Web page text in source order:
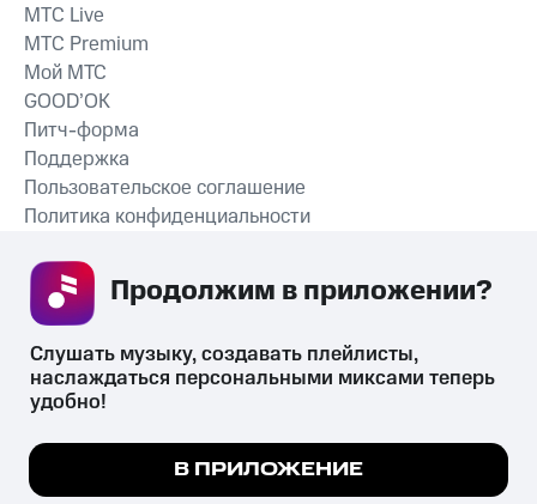
СКАЧАТЬ ПРИЛОЖЕНИЕ
MTС Live
MTС Premium
Мой МТС
GOOD’OK
Питч-форма
Поддержка
Пользовательское соглашение
Политика конфиденциальности
психотропных веществ, их аналогов причиняет вред здоровью,
их незаконный оборот запрещён и влечёт установленную
законодательством ответственность.
Мы используем куки, чтобы на сайте все
Подробнее
Слушать музыку, создавать плейлисты,
наслаждаться персональными миксами теперь
удобно!
В ПРИЛОЖЕНИЕ